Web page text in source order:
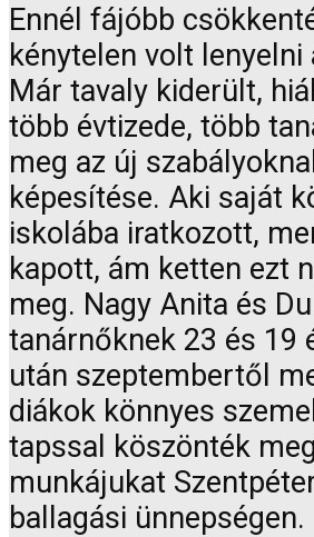
Ennél fájóbb
kénytelen volt lenyelni
Már tavaly kiderült,
több évtizede, több
meg az új
képesítése. Aki saját
iskolába iratkozott,
kapott, ám ketten ezt
meg. Nagy Anita és
tanárnőknek 23 és 19
után szeptembertől
diákok könnyes
tapssal köszönték
munkájukat
ballagási ünnepségen.